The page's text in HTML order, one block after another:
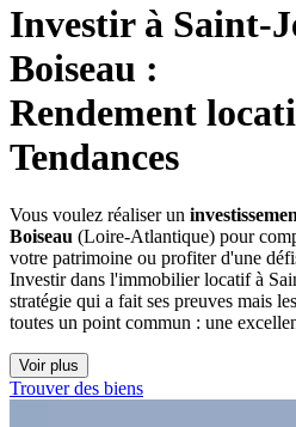
Investir à Saint-
Boiseau :
Rendement
Tendances
Vous voulez réaliser un
Boiseau (Loire-Atlantique) pour
votre patrimoine ou profiter d'une
Investir dans l'immobilier locatif à
stratégie qui a fait ses preuves mais
toutes un point commun : une
Voir plus
Trouver des biens